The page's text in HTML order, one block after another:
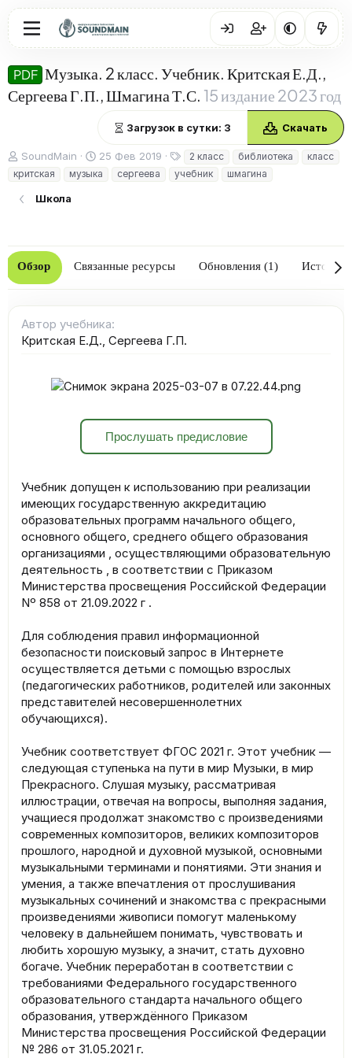
PDF Музыка. 2 класс. Учебник. Критская Е.Д.,
Сергеева Г.П., Шмагина Т.С. 15 издание 2023 год
Загрузок в сутки: 3 Скачать
А
в
т
о
SoundMain
Д
а
т
а
25 Фев 2019
е
г
2 класс библиотека
класс
критская
музыка сергеева учебник шмагина
Школа
Обзор Связанные ресурсы Обновления (1) История
Автор учебника
Критская Е.Д. Сергеева Г.П.
Прослушать предисловие
Учебник допущен к использованию при реализации
имеющих государственную аккредитацию
образовательных программ начального общего,
основного общего, среднего общего образования
организациями , осуществляющими образовательную
деятельность , в соответствии с Приказом
Министерства просвещения Российской Федерации
Nº 858 от 21.09.2022 г .
Для соблюдения правил информационной
безопасности поисковый запрос в Интернете
осуществляется детьми с помощью взрослых
(педагогических работников, родителей или законных
представителей несовершеннолетних
обучающихся).
Учебник соответствует ФГОС 2021 г. Этот учебник —
следующая ступенька на пути в мир Музыки, в мир
Прекрасного. Слушая музыку, рассматривая
иллюстрации, отвечая на вопросы, выполняя задания,
учащиеся продолжат знакомство с произведениями
современных композиторов, великих композиторов
прошлого, народной и духовной музыкой, основными
музыкальными терминами и понятиями. Эти знания и
умения, а также впечатления от прослушивания
музыкальных сочинений и знакомства с прекрасными
произведениями живописи помогут маленькому
человеку в дальнейшем понимать, чувствовать и
любить хорошую музыку, а значит, стать духовно
богаче. Учебник переработан в соответствии с
требованиями Федерального государственного
образовательного стандарта начального общего
образования, утверждённого Приказом
Министерства просвещения Российской Федерации
№ 286 от 31.05.2021 г.